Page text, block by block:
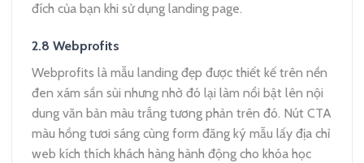
đích của bạn khi sử dụng landing page.
2.8 Webprofits
Webprofits là mẫu landing đẹp được thiết kế trên nền
đen xám sần sùi nhưng nhờ đó lại làm nổi bật lên nội
dung văn bản màu trắng tương phản trên đó. Nút CTA
màu hồng tươi sáng cùng form đăng ký mẫu lấy địa chỉ
web kích thích khách hàng hành động cho khóa học